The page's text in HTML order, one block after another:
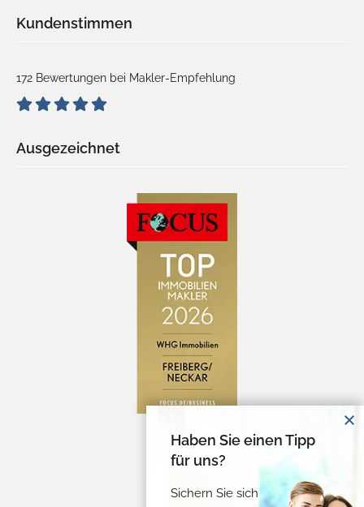
Kundenstimmen
172 Bewertungen bei Makler-Empfehlung
Ausgezeichnet
Haben Sie einen Tipp
für uns?
Sichern Sie sich